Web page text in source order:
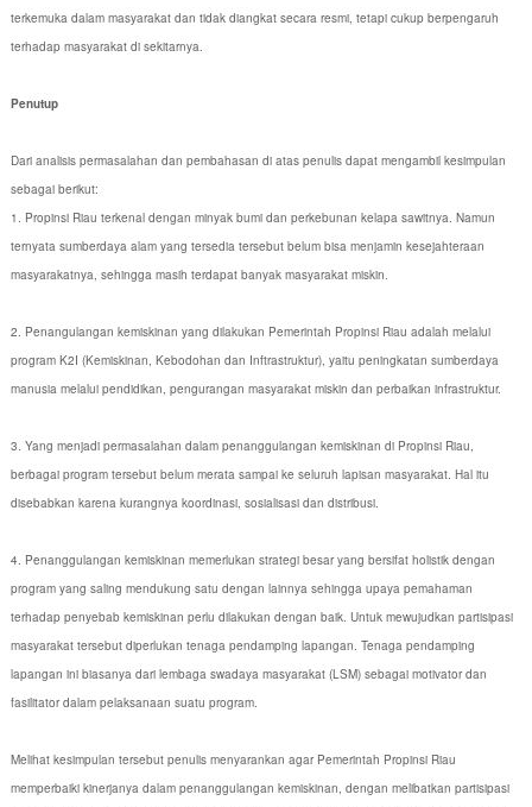
terkemuka dalam masyarakat dan tidak diangkat secara resmi, tetapi cukup berpengaruh
terhadap masyarakat di sekitarnya.
Penutup
Dari analisis permasalahan dan pembahasan di atas penulis dapat mengambil kesimpulan
sebagai berikut:
1. Propinsi Riau terkenal dengan minyak bumi dan perkebunan kelapa sawitnya. Namun
ternyata sumberdaya alam yang tersedia tersebut belum bisa menjamin kesejahteraan
masyarakatnya, sehingga masih terdapat banyak masyarakat miskin.
2. Penangulangan kemiskinan yang dilakukan Pemerintah Propinsi Riau adalah melalui
program K2I (Kemiskinan, Kebodohan dan Inftrastruktur), yaitu peningkatan sumberdaya
manusia melalui pendidikan, pengurangan masyarakat miskin dan perbaikan infrastruktur.
3. Yang menjadi permasalahan dalam penanggulangan kemiskinan di Propinsi Riau,
berbagai program tersebut belum merata sampai ke seluruh lapisan masyarakat. Hal itu
disebabkan karena kurangnya koordinasi, sosialisasi dan distribusi.
4. Penanggulangan kemiskinan memerlukan strategi besar yang bersifat holistik dengan
program yang saling mendukung satu dengan lainnya sehingga upaya pemahaman
terhadap penyebab kemiskinan perlu dilakukan dengan baik. Untuk mewujudkan partisipasi
masyarakat tersebut diperlukan tenaga pendamping lapangan. Tenaga pendamping
lapangan ini biasanya dari lembaga swadaya masyarakat (LSM) sebagai motivator dan
fasilitator dalam pelaksanaan suatu program.
Melihat kesimpulan tersebut penulis menyarankan agar Pemerintah Propinsi Riau
memperbaiki kinerjanya dalam penanggulangan kemiskinan, dengan melibatkan partisipasi